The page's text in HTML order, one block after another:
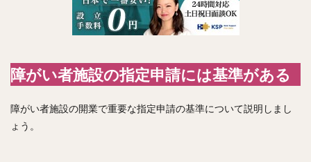
障がい者施設の指定申請には基準がある
障がい者施設の開業で重要な指定申請の基準について説明しまし
ょう。